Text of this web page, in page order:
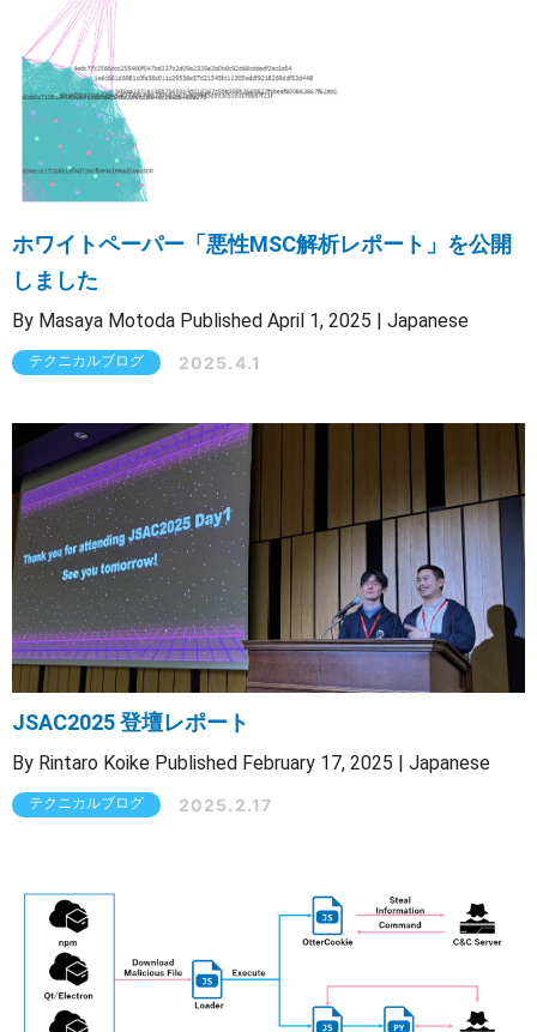
ホワイトペーパー「悪性MSC解析レポート」を公開
しました
By Masaya Motoda Published April 1, 2025 | Japanese
テクニカルブログ 2025.4.1
JSAC2025 登壇レポート
By Rintaro Koike Published February 17, 2025 | Japanese
テクニカルブログ 2025.2.17